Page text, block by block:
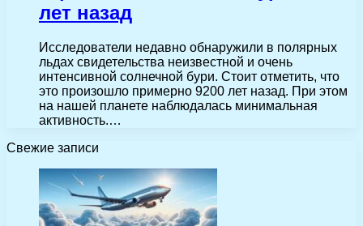
лет назад
Исследователи недавно обнаружили в полярных
льдах свидетельства неизвестной и очень
интенсивной солнечной бури. Стоит отметить, что
это произошло примерно 9200 лет назад. При этом
на нашей планете наблюдалась минимальная
активность.…
Свежие записи